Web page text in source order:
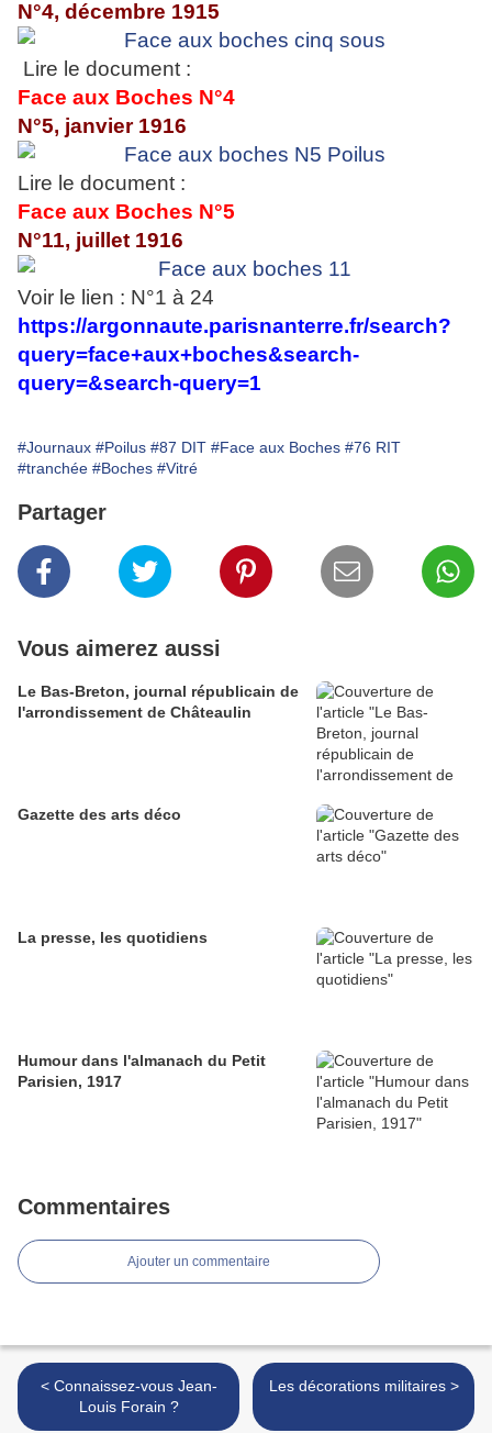
N°4, décembre 1915
Lire le document :
Face aux Boches N°4
N°5, janvier 1916
Lire le document :
Face aux Boches N°5
N°11, juillet 1916
Voir le lien : N°1 à 24
https://argonnaute.parisnanterre.fr/search?
query=face+aux+boches&search-
query=&search-query=1
#Journaux #Poilus #87 DIT #Face aux Boches #76 RIT
#tranchée #Boches #Vitré
Partager
Vous aimerez aussi
Le Bas-Breton, journal républicain de
l'arrondissement de Châteaulin
Gazette des arts déco
La presse, les quotidiens
Humour dans l'almanach du Petit
Parisien, 1917
Commentaires
Ajouter un commentaire
< Connaissez-vous Jean-
Louis Forain ?
Les décorations militaires >